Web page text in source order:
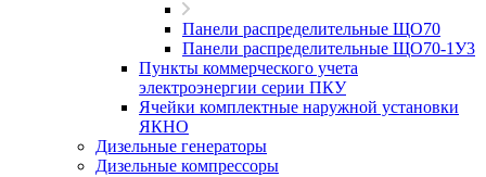
Панели распределительные ЩО70
Панели распределительные ЩО70-1У3
Пункты коммерческого учета
электроэнергии серии ПКУ
Ячейки комплектные наружной установки
ЯКНО
Дизельные генераторы
Дизельные компрессоры